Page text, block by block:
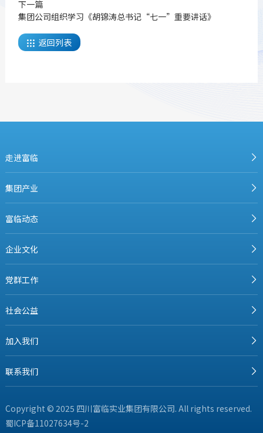
下一篇
集团公司组织学习《胡锦涛总书记“七一”重要讲话》
 返回列表
走进富临
集团产业
富临动态
企业文化
党群工作
社会公益
加入我们
联系我们
Copyright © 2025 四川富临实业集团有限公司. All rights reserved.
蜀ICP备11027634号-2